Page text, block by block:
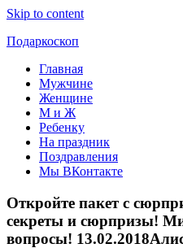
Skip to content
Подаркоскоп
Поможем
выбрать
подарить
Главная
Мужчине
Женщине
М и Ж
Ребенку
На праздник
Поздравления
Мы ВКонтакте
Откройте пакет с
секреты и сюрпризы!
вопросы!